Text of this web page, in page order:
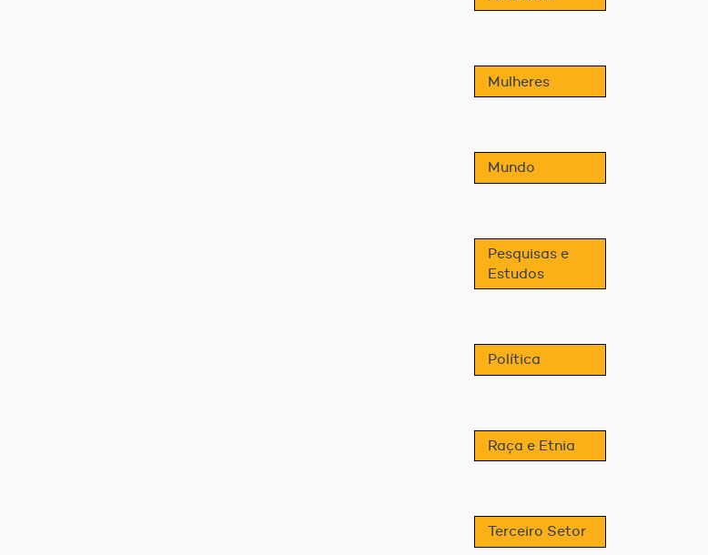
Mulheres
Mundo
Pesquisas e
Estudos
Política
Raça e Etnia
Terceiro Setor